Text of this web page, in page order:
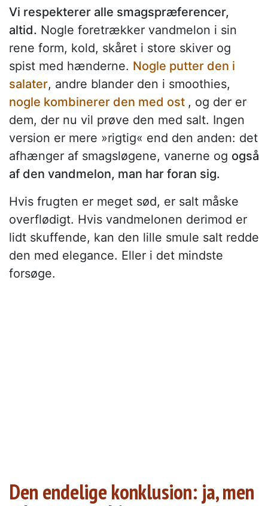
Vi respekterer alle smagspræferencer,
altid. Nogle foretrækker vandmelon i sin
rene form, kold, skåret i store skiver og
spist med hænderne. Nogle putter den i
salater, andre blander den i smoothies,
nogle kombinerer den med ost , og der er
dem, der nu vil prøve den med salt. Ingen
version er mere »rigtig« end den anden: det
afhænger af smagsløgene, vanerne og også
af den vandmelon, man har foran sig.
Hvis frugten er meget sød, er salt måske
overflødigt. Hvis vandmelonen derimod er
lidt skuffende, kan den lille smule salt redde
den med elegance. Eller i det mindste
forsøge.
Den endelige konklusion: ja, men